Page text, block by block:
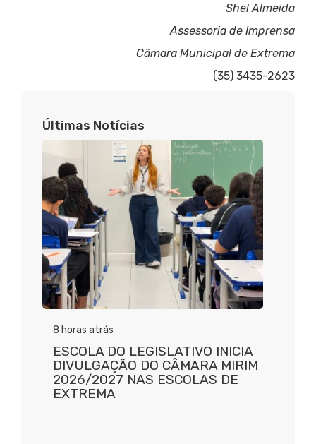
Shel Almeida
Assessoria de Imprensa
Câmara Municipal de Extrema
(35) 3435-2623
Últimas Notícias
8 horas atrás
ESCOLA DO LEGISLATIVO INICIA
DIVULGAÇÃO DO CÂMARA MIRIM
2026/2027 NAS ESCOLAS DE
EXTREMA